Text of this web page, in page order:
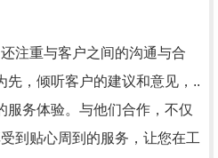
注重与客户之间的沟通与合
先，倾听客户的建议和意见，..
服务体验。与他们合作，不仅
到贴心周到的服务，让您在工